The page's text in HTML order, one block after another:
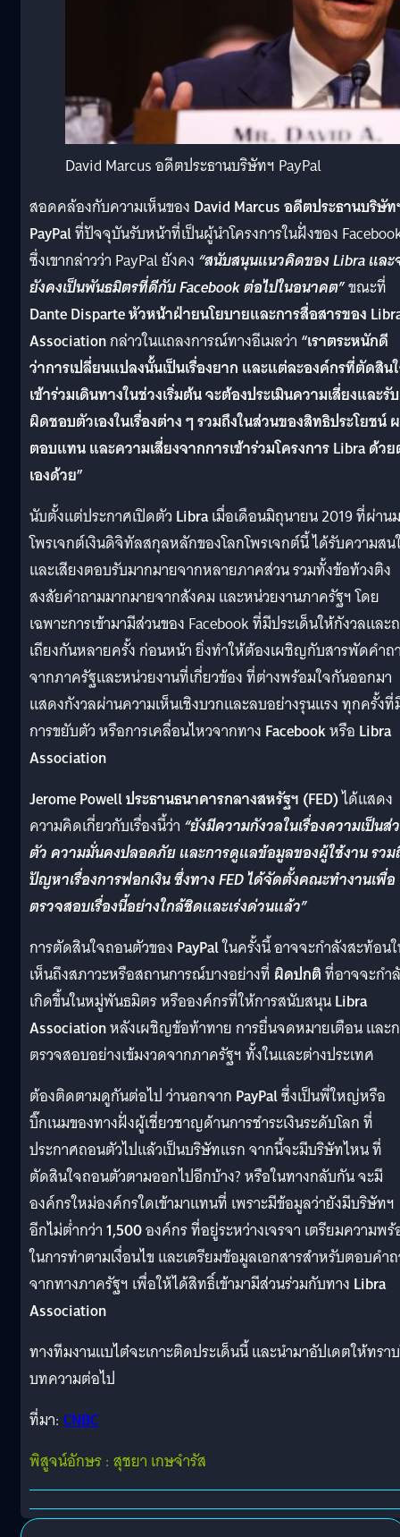
David Marcus อดีตประธานบริษัทฯ PayPal
สอดคล้องกับความเห็นของ David Marcusอดีตประธานบริษั
PayPalที่ปัจจุบันรับหน้าที่เป็นผู้นำโครงการในฝั่งของ
ซึ่งเขากล่าวว่า PayPal ยังคง “สนับสนุนแนวคิดของ Libra และ
ยังคงเป็นพันธมิตรที่ดีกับ Facebook ต่อไปในอนาคต”ขณะที่
Dante Disparteหัวหน้าฝ่ายนโยบายและการสื่อสารของ
Associationกล่าวในแถลงการณ์ทางอีเมลว่า “เราตระหนักดี
ว่าการเปลี่ยนแปลงนั้นเป็นเรื่องยาก และแต่ละองค์กรที่ตัดสิน
เข้าร่วมเดินทางในช่วงเริ่มต้น จะต้องประเมินความเสี่ยงและรับ
ผิดชอบตัวเองในเรื่องต่าง ๆ รวมถึงในส่วนของสิทธิประโยชน์
ตอบแทน และความเสี่ยงจากการเข้าร่วมโครงการ Libra ด้ว
เองด้วย”
นับตั้งแต่ประกาศเปิดตัว Libraเมื่อเดือนมิถุนายน 2019 ที่ผ่าน
โพรเจกต์เงินดิจิทัลสกุลหลักของโลกโพรเจกต์นี้ ได้รับความสน
และเสียงตอบรับมากมายจากหลายภาคส่วน รวมทั้งข้อท้วงติง
สงสัยคำถามมากมายจากสังคม และหน่วยงานภาครัฐฯ โดย
เฉพาะการเข้ามามีส่วนของ Facebook ที่มีประเด็นให้กังวลและ
เถียงกันหลายครั้ง ก่อนหน้า ยิ่งทำให้ต้องเผชิญกับสารพัดคำถ
จากภาครัฐและหน่วยงานที่เกี่ยวข้อง ที่ต่างพร้อมใจกันออกมา
แสดงกังวลผ่านความเห็นเชิงบวกและลบอย่างรุนแรง ทุกครั้งที่
การขยับตัว หรือการเคลื่อนไหวจากทาง Facebookหรือ Libra
Association
Jerome Powellประธานธนาคารกลางสหรัฐฯ (FED)ได้แสดง
ความคิดเกี่ยวกับเรื่องนี้ว่า “ยังมีความกังวลในเรื่องความเป็นส่
ตัว ความมั่นคงปลอดภัย และการดูแลข้อมูลของผู้ใช้งาน รวม
ปัญหาเรื่องการฟอกเงิน ซึ่งทาง FED ได้จัดตั้งคณะทำงานเพื่อ
ตรวจสอบเรื่องนี้อย่างใกล้ชิดและเร่งด่วนแล้ว”
การตัดสินใจถอนตัวของ PayPalในครั้งนี้ อาจจะกำลังสะท้อน
เห็นถึงสภาวะหรือสถานการณ์บางอย่างที่ ผิดปกติที่อาจจะกำ
เกิดขึ้นในหมู่พันธมิตร หรือองค์กรที่ให้การสนับสนุนLibra
Associationหลังเผชิญข้อท้าทาย การยื่นจดหมายเตือน และ
ตรวจสอบอย่างเข้มงวดจากภาครัฐฯ ทั้งในและต่างประเทศ
ต้องติดตามดูกันต่อไป ว่านอกจาก PayPalซึ่งเป็นพี่ใหญ่หรือ
บิ๊กเนมของทางฝั่งผู้เชี่ยวชาญด้านการชำระเงินระดับโลก ที่
ประกาศถอนตัวไปแล้วเป็นบริษัทแรก จากนี้จะมีบริษัทไหน ที่
ตัดสินใจถอนตัวตามออกไปอีกบ้าง? หรือในทางกลับกัน จะมี
องค์กรใหม่องค์กรใดเข้ามาแทนที่ เพราะมีข้อมูลว่ายังมีบริษัทฯ
อีกไม่ต่ำกว่า1,500องค์กร ที่อยู่ระหว่างเจรจา เตรียมความพ
ในการทำตามเงื่อนไข และเตรียมข้อมูลเอกสารสำหรับตอบคำ
จากทางภาครัฐฯ เพื่อให้ได้สิทธิ์เข้ามามีส่วนร่วมกับทาง Libra
Association
ทางทีมงานแบไต๋จะเกาะติดประเด็นนี้ และนำมาอัปเดตให้ทรา
บทความต่อไป
ที่มา: CNBC
พิสูจน์อักษร : สุชยา เกษจำรัส